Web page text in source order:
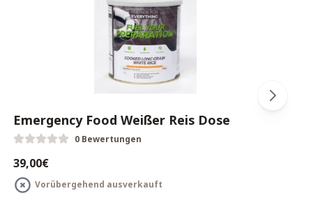
Emergency Food Weißer Reis Dose
0 Bewertungen
39,00€
Vorübergehend ausverkauft